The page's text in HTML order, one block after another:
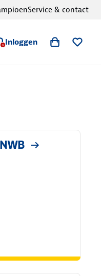
Inloggen
Service & contact